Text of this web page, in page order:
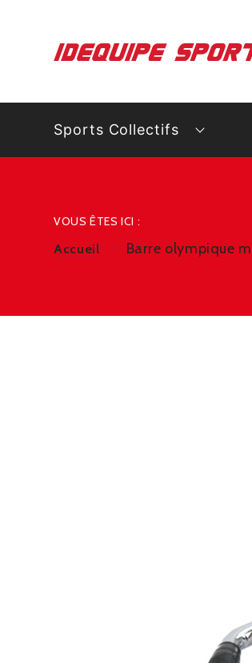
Sports Collectifs
VOUS ÊTES ICI :
Accueil Barre olympique